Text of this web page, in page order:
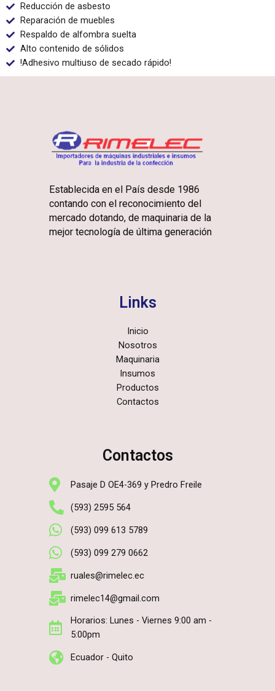
Reducción de asbesto
Reparación de muebles
Respaldo de alfombra suelta
Alto contenido de sólidos
!Adhesivo multiuso de secado rápido!
Establecida en el País desde 1986
contando con el reconocimiento del
mercado dotando, de maquinaria de la
mejor tecnología de última generación
Links
Inicio
Nosotros
Maquinaria
Insumos
Productos
Contactos
Contactos
Pasaje D OE4-369 y Predro Freile
(593) 2595 564
(593) 099 613 5789
(593) 099 279 0662
ruales@rimelec.ec
rimelec14@gmail.com
Horarios: Lunes - Viernes 9:00 am -
5:00pm
Ecuador - Quito